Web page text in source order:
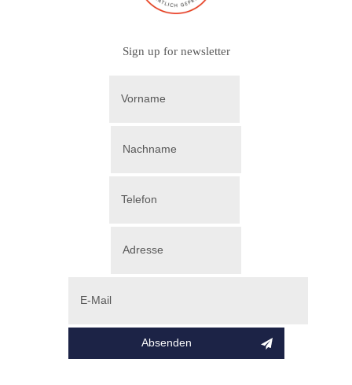
Sign up for newsletter